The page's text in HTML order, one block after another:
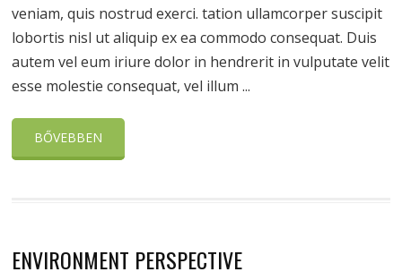
veniam, quis nostrud exerci. tation ullamcorper suscipit
lobortis nisl ut aliquip ex ea commodo consequat. Duis
autem vel eum iriure dolor in hendrerit in vulputate velit
esse molestie consequat, vel illum ...
BŐVEBBEN
ENVIRONMENT PERSPECTIVE